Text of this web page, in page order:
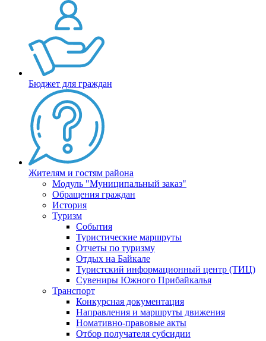
Бюджет для граждан
Жителям и гостям района
Модуль "Муниципальный заказ"
Обращения граждан
История
Туризм
События
Туристические маршруты
Отчеты по туризму
Отдых на Байкале
Туристский информационный центр (ТИЦ)
Сувениры Южного Прибайкалья
Транспорт
Конкурсная документация
Направления и маршруты движения
Номативно-правовые акты
Отбор получателя субсидии